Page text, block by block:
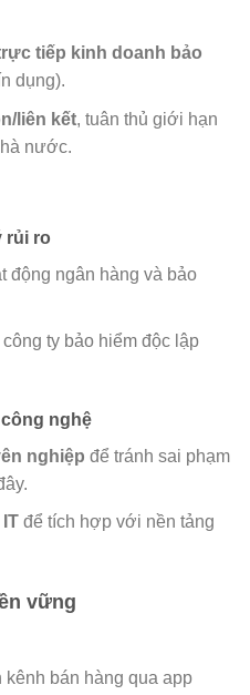
tiếp kinh doanh bảo
dụng).
liên kết, tuân thủ giới hạn
nước.
rủi ro
động ngân hàng và bảo
ty bảo hiểm độc lập
nghệ
nghiệp để tránh sai phạm
để tích hợp với nền tảng
vững
kênh bán hàng qua app